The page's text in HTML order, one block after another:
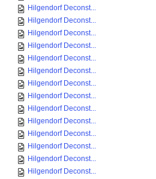
Hilgendorf Deconst...
Hilgendorf Deconst...
Hilgendorf Deconst...
Hilgendorf Deconst...
Hilgendorf Deconst...
Hilgendorf Deconst...
Hilgendorf Deconst...
Hilgendorf Deconst...
Hilgendorf Deconst...
Hilgendorf Deconst...
Hilgendorf Deconst...
Hilgendorf Deconst...
Hilgendorf Deconst...
Hilgendorf Deconst...